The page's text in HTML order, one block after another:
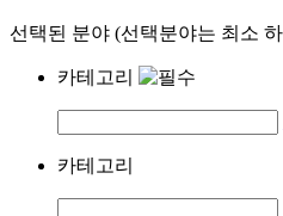
선택된 분야 (선택분야는 최소
카테고리
카테고리